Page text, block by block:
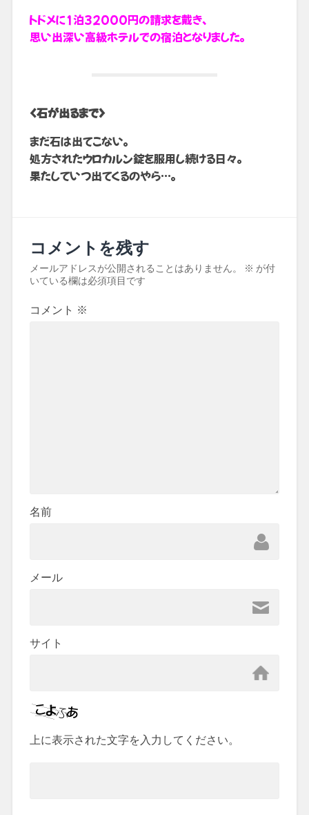
トドメに1泊32000円の請求を戴き、
思い出深い高級ホテルでの宿泊となりました。
<石が出るまで>
まだ石は出てこない。
処方されたウロカルン錠を服用し続ける日々。
果たしていつ出てくるのやら…。
コメントを残す
メールアドレスが公開されることはありません。 ※ が付
いている欄は必須項目です
コメント ※
名前
メール
サイト
上に表示された文字を入力してください。